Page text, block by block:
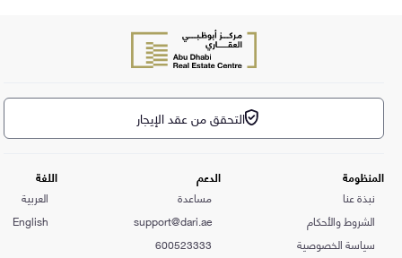
المنظومة
نبذة عنا
الشروط والأحكام
سياسة الخصوصية
الدعم
مساعدة
support@dari.ae
600523333
اللغة
العربية
English
التحقق من عقد الإيجار